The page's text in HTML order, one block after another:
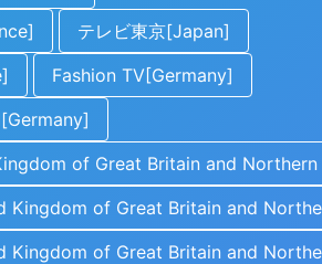
テレビ東京[Japan]
Fashion TV[Germany]
of Great Britain and
Kingdom of Great Britain and
Kingdom of Great Britain and